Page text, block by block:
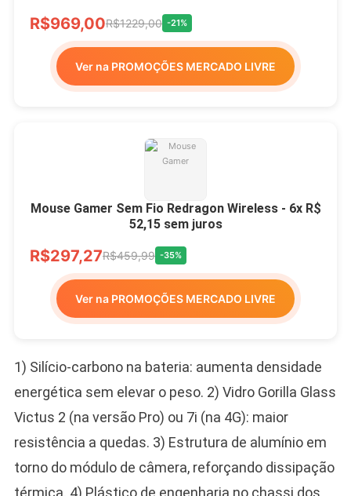
R$969,00R$1229,00 -21%
Ver na PROMOÇÕES MERCADO LIVRE
Mouse Gamer Sem Fio Redragon Wireless - 6x R$
52,15 sem juros
R$297,27R$459,99 -35%
Ver na PROMOÇÕES MERCADO LIVRE
1) Silício-carbono na bateria: aumenta densidade
energética sem elevar o peso. 2) Vidro Gorilla Glass
Victus 2 (na versão Pro) ou 7i (na 4G): maior
resistência a quedas. 3) Estrutura de alumínio em
torno do módulo de câmera, reforçando dissipação
térmica. 4) Plástico de engenharia no chassi dos